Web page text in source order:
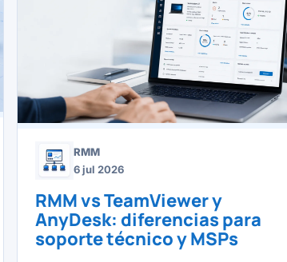
RMM
6 jul 2026
RMM vs TeamViewer y
AnyDesk: diferencias para
soporte técnico y MSPs